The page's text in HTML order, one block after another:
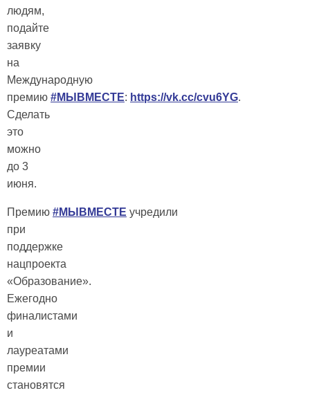
людям,
подайте
заявку
на
Международную
премию #МЫВМЕСТЕ: https://vk.cc/cvu6YG.
Сделать
это
можно
до 3
июня.
Премию #МЫВМЕСТЕ учредили
при
поддержке
нацпроекта
«Образование».
Ежегодно
финалистами
и
лауреатами
премии
становятся